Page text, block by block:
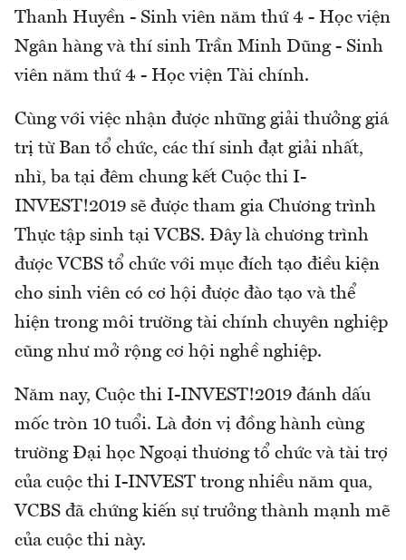
Thanh Huyền - Sinh viên năm thứ 4 - Học viện
Ngân hàng và thí sinh Trần Minh Dũng - Sinh
viên năm thứ 4 - Học viện Tài chính.
Cùng với việc nhận được những giải thưởng giá
trị từ Ban tổ chức, các thí sinh đạt giải nhất,
nhì, ba tại đêm chung kết Cuộc thi I-
INVEST!2019 sẽ được tham gia Chương trình
Thực tập sinh tại VCBS. Đây là chương trình
được VCBS tổ chức với mục đích tạo điều kiện
cho sinh viên có cơ hội được đào tạo và thể
hiện trong môi trường tài chính chuyên nghiệp
cũng như mở rộng cơ hội nghề nghiệp.
Năm nay, Cuộc thi I-INVEST!2019 đánh dấu
mốc tròn 10 tuổi. Là đơn vị đồng hành cùng
trường Đại học Ngoại thương tổ chức và tài trợ
của cuộc thi I-INVEST trong nhiều năm qua,
VCBS đã chứng kiến sự trưởng thành mạnh mẽ
của cuộc thi này.